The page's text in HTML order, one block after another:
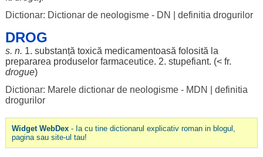
Dictionar: Dictionar de neologisme - DN
definitia drogurilor
DROG
s. n. 1. substanță toxică medicamentoasă folosită la
prepararea produselor farmaceutice. 2. stupefiant. (< fr.
drogue)
Dictionar: Marele dictionar de neologisme - MDN
definitia
drogurilor
Widget WebDex- Ia cu tine dictionarul explicativ roman in blogul,
pagina sau site-ul tau!